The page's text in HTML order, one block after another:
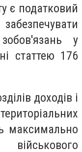
є податковий
у
статтею 176
доходів і
максимально
військового